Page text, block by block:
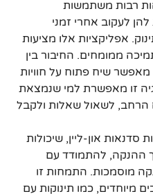
רבות משתמשות
להן לעקוב אחרי זמני
אפליקציות אלו מציעות
ממומחים. החיבור בין
מאפשר שיח פתוח על חוויות
זו מאפשרת למי שנמצאת
הרחב, לשאול שאלות ולקבל
סדנאות און-ליין, שיכולות
ההנקה, להתמודד עם
מוסמכות. התמחות זו
מיוחדים, כמו תינוקות עם